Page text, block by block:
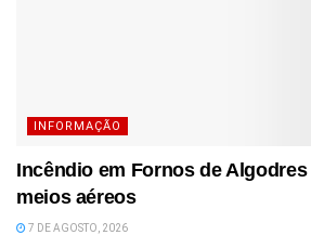
INFORMAÇÃO
Incêndio em Fornos de
meios aéreos
7 DE AGOSTO, 2026